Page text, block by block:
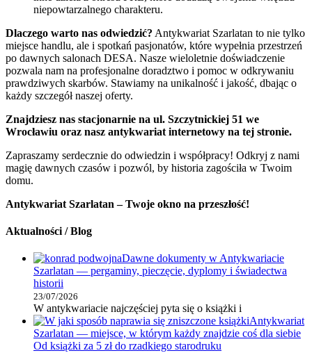
niepowtarzalnego charakteru.
Dlaczego warto nas odwiedzić? Antykwariat Szarlatan to nie tylko
miejsce handlu, ale i spotkań pasjonatów, które wypełnia przestrzeń
po dawnych salonach DESA. Nasze wieloletnie doświadczenie
pozwala nam na profesjonalne doradztwo i pomoc w odkrywaniu
prawdziwych skarbów. Stawiamy na unikalność i jakość, dbając o
każdy szczegół naszej oferty.
Znajdziesz nas stacjonarnie na ul. Szczytnickiej 51 we
Wrocławiu oraz nasz antykwariat internetowy na tej stronie.
Zapraszamy serdecznie do odwiedzin i współpracy! Odkryj z nami
magię dawnych czasów i pozwól, by historia zagościła w Twoim
domu.
Antykwariat Szarlatan – Twoje okno na przeszłość!
Aktualności / Blog
Dawne dokumenty w Antykwariacie
Szarlatan — pergaminy, pieczęcie, dyplomy i świadectwa
historii
23/07/2026
W antykwariacie najczęściej pyta się o książki i
Antykwariat
Szarlatan — miejsce, w którym każdy znajdzie coś dla siebie
Od książki za 5 zł do rzadkiego starodruku